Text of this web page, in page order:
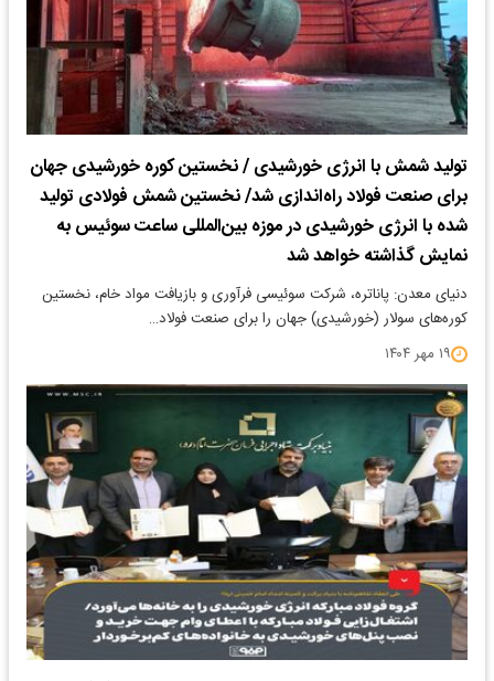
تولید شمش با انرژی خورشیدی / نخستین کوره‌ خورشیدی جهان
برای صنعت فولاد راه‌اندازی شد/ نخستین شمش فولادی تولید
شده با انرژی خورشیدی در موزه بین‌المللی ساعت سوئیس به
نمایش گذاشته خواهد شد
دنیای معدن: پاناتره، شرکت سوئیسی فرآوری و بازیافت مواد خام، نخستین
کوره‌های سولار (خورشیدی) جهان را برای صنعت فولاد…
۱۹ مهر ۱۴۰۴